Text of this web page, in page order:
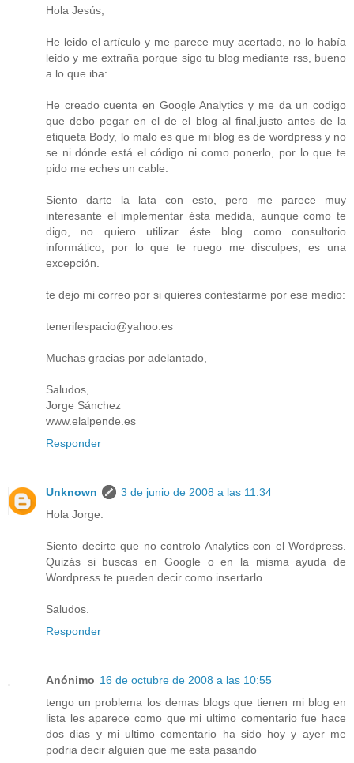
Hola Jesús,
He leido el artículo y me parece muy acertado, no lo había
leido y me extraña porque sigo tu blog mediante rss, bueno
a lo que iba:
He creado cuenta en Google Analytics y me da un codigo
que debo pegar en el de el blog al final,justo antes de la
etiqueta Body, lo malo es que mi blog es de wordpress y no
se ni dónde está el código ni como ponerlo, por lo que te
pido me eches un cable.
Siento darte la lata con esto, pero me parece muy
interesante el implementar ésta medida, aunque como te
digo, no quiero utilizar éste blog como consultorio
informático, por lo que te ruego me disculpes, es una
excepción.
te dejo mi correo por si quieres contestarme por ese medio:
tenerifespacio@yahoo.es
Muchas gracias por adelantado,
Saludos,
Jorge Sánchez
www.elalpende.es
Responder
Unknown
3 de junio de 2008 a las 11:34
Hola Jorge.
Siento decirte que no controlo Analytics con el Wordpress.
Quizás si buscas en Google o en la misma ayuda de
Wordpress te pueden decir como insertarlo.
Saludos.
Responder
Anónimo 16 de octubre de 2008 a las 10:55
tengo un problema los demas blogs que tienen mi blog en
lista les aparece como que mi ultimo comentario fue hace
dos dias y mi ultimo comentario ha sido hoy y ayer me
podria decir alguien que me esta pasando